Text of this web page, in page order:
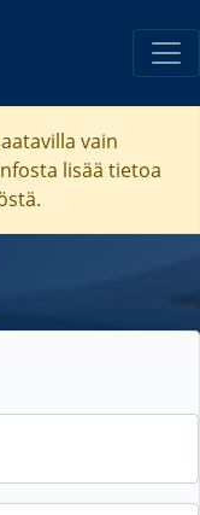
vain
lisää tietoa